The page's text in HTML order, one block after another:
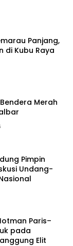
Panjang,
di Kubu Raya
Merah
Pimpin
Undang-
Paris–
pada
Elit